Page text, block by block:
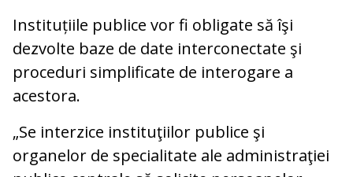
Instituțiile publice vor fi obligate să îşi
dezvolte baze de date interconectate şi
proceduri simplificate de interogare a
acestora.
„Se interzice instituţiilor publice şi
organelor de specialitate ale administraţiei